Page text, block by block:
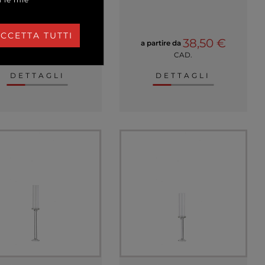
10,00 €
DETTAGLI
a partire da 38,50 €
CAD.
DETTAGLI
TUTTI